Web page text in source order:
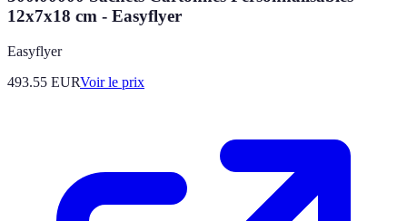
12x7x18 cm - Easyflyer
Easyflyer
493.55 EURVoir le prix